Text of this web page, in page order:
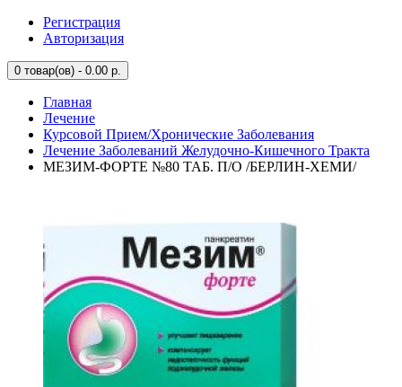
Регистрация
Авторизация
0 товар(ов) - 0.00 р.
Главная
Лечение
Курсовой Прием/Хронические Заболевания
Лечение Заболеваний Желудочно-Кишечного Тракта
МЕЗИМ-ФОРТЕ №80 ТАБ. П/О /БЕРЛИН-ХЕМИ/